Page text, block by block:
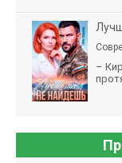
–